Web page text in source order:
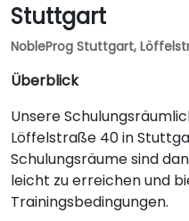
Stuttgart
NobleProg Stuttgart,
Überblick
Unsere
Löffelstraße 40 in
Schulungsräume sind
leicht zu erreichen und
Trainingsbedingungen.